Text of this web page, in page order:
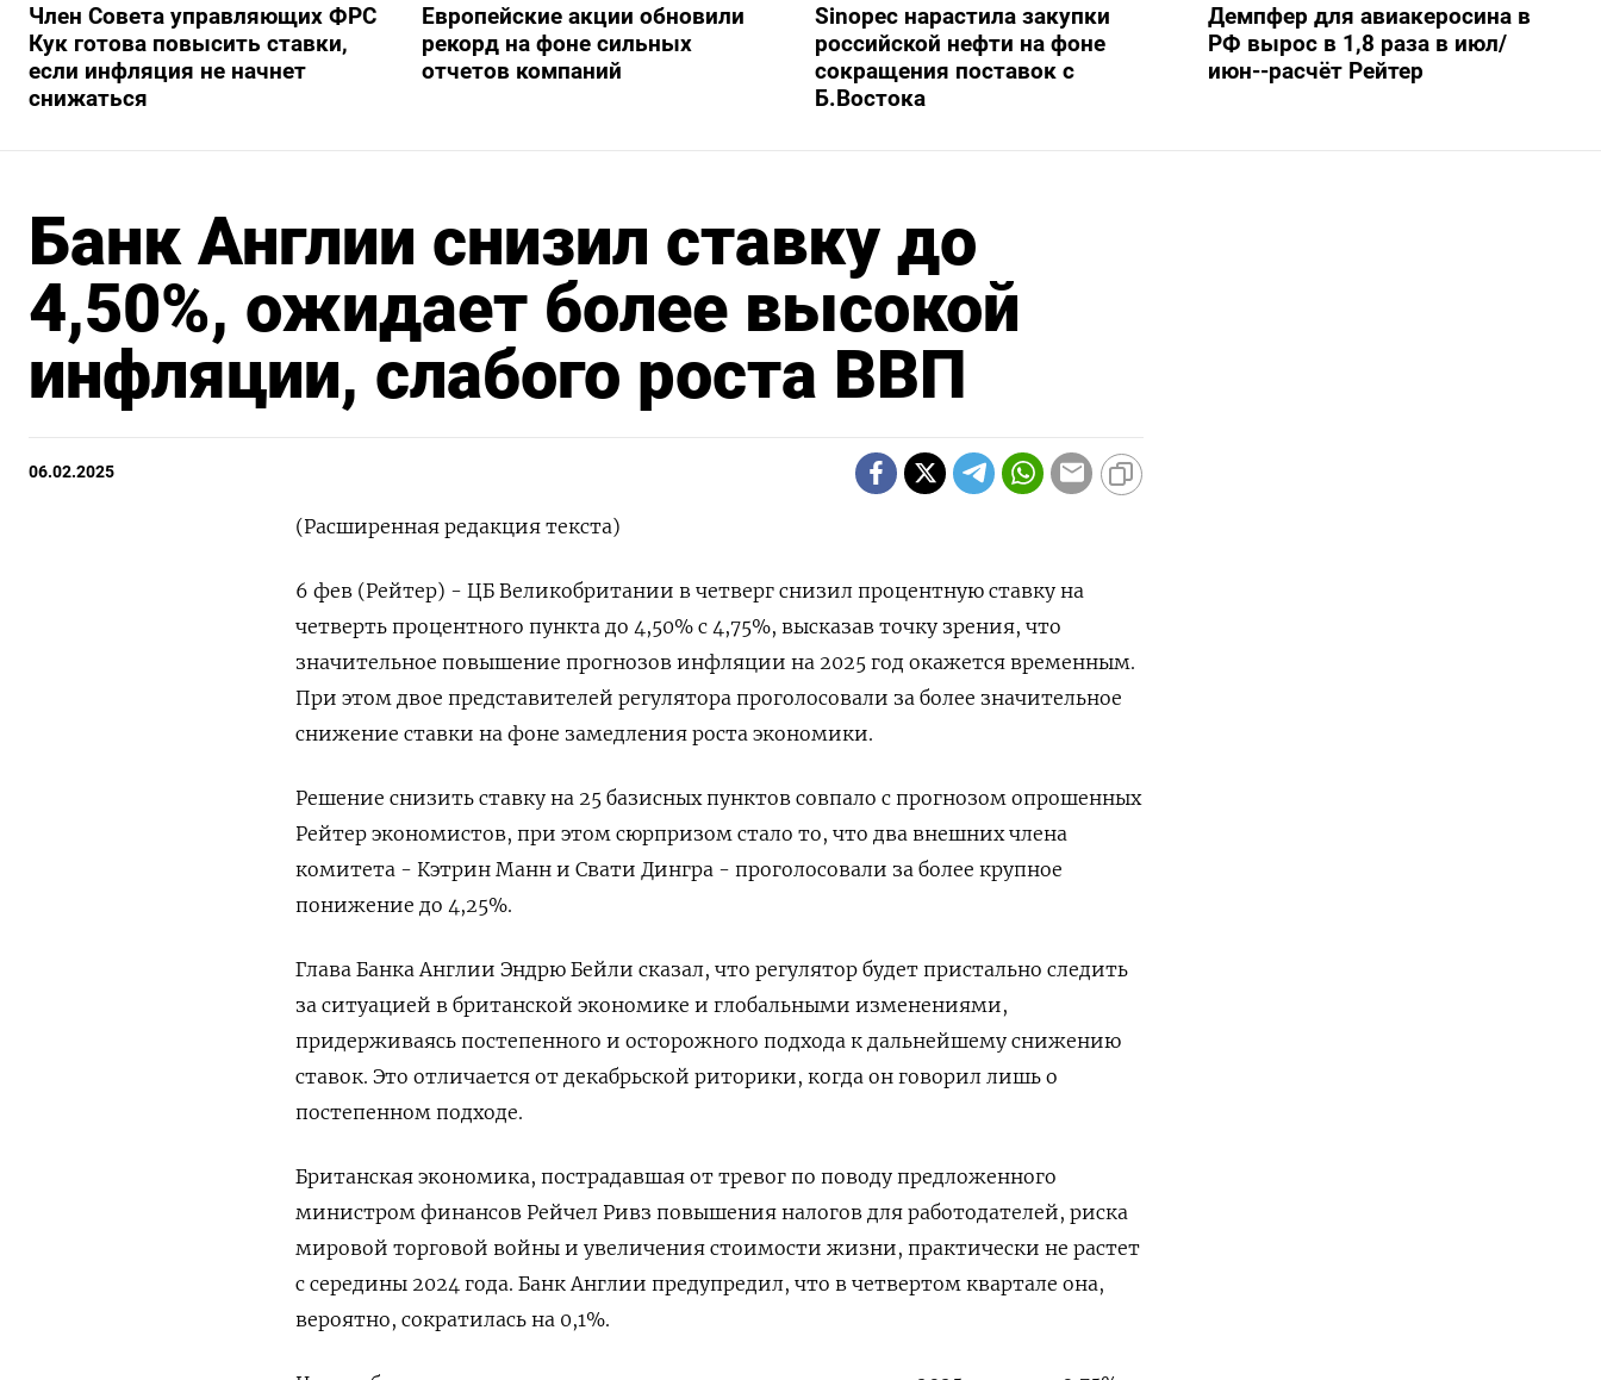
Член Совета управляющих ФРС
Кук готова повысить ставки,
если инфляция не начнет
снижаться
Европейские акции обновили
рекорд на фоне сильных
отчетов компаний
Sinopec нарастила закупки
российской нефти на фоне
сокращения поставок с
Б.Востока
Демпфер для авиакеросина в
РФ вырос в 1,8 раза в июл/
июн--расчёт Рейтер
Банк Англии снизил ставку до
4,50%, ожидает более высокой
инфляции, слабого роста ВВП
06.02.2025
(Расширенная редакция текста)
6 фев (Рейтер) - ЦБ Великобритании в четверг снизил процентную ставку на
четверть процентного пункта до 4,50% с 4,75%, высказав точку зрения, что
значительное повышение прогнозов инфляции на 2025 год окажется временным.
При этом двое представителей регулятора проголосовали за более значительное
снижение ставки на фоне замедления роста экономики.
Решение снизить ставку на 25 базисных пунктов совпало с прогнозом опрошенных
Рейтер экономистов, при этом сюрпризом стало то, что два внешних члена
комитета - Кэтрин Манн и Свати Дингра - проголосовали за более крупное
понижение до 4,25%.
Глава Банка Англии Эндрю Бейли сказал, что регулятор будет пристально следить
за ситуацией в британской экономике и глобальными изменениями,
придерживаясь постепенного и осторожного подхода к дальнейшему снижению
ставок. Это отличается от декабрьской риторики, когда он говорил лишь о
постепенном подходе.
Британская экономика, пострадавшая от тревог по поводу предложенного
министром финансов Рейчел Ривз повышения налогов для работодателей, риска
мировой торговой войны и увеличения стоимости жизни, практически не растет
с середины 2024 года. Банк Англии предупредил, что в четвертом квартале она,
вероятно, сократилась на 0,1%.